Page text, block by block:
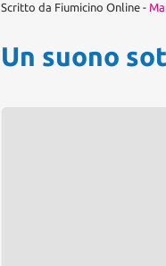
Scritto da Fiumicino Online -
Un suono